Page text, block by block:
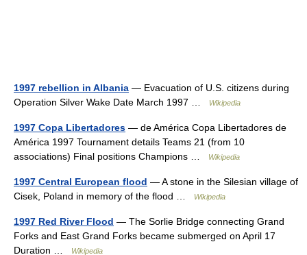
1997 rebellion in Albania — Evacuation of U.S. citizens during
Operation Silver Wake Date March 1997 …
Wikipedia
1997 Copa Libertadores — de América Copa Libertadores de
América 1997 Tournament details Teams 21 (from 10
associations) Final positions Champions …
Wikipedia
1997 Central European flood — A stone in the Silesian village of
Cisek, Poland in memory of the flood …
Wikipedia
1997 Red River Flood — The Sorlie Bridge connecting Grand
Forks and East Grand Forks became submerged on April 17
Duration …
Wikipedia